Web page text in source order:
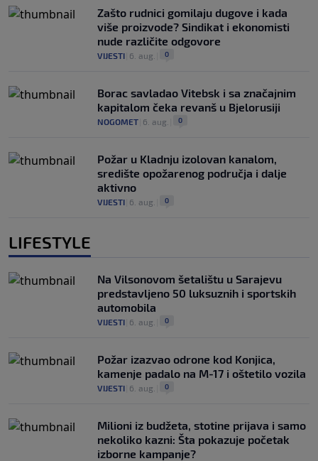
Zašto rudnici gomilaju dugove i kada
više proizvode? Sindikat i ekonomisti
nude različite odgovore
VIJESTI 6. aug. 0
Borac savladao Vitebsk i sa značajnim
kapitalom čeka revanš u Bjelorusiji
NOGOMET 6. aug. 0
Požar u Kladnju izolovan kanalom,
središte opožarenog područja i dalje
aktivno
VIJESTI 6. aug. 0
LIFESTYLE
Na Vilsonovom šetalištu u Sarajevu
predstavljeno 50 luksuznih i sportskih
automobila
VIJESTI 6. aug. 0
Požar izazvao odrone kod Konjica,
kamenje padalo na M-17 i oštetilo vozila
VIJESTI 6. aug. 0
Milioni iz budžeta, stotine prijava i samo
nekoliko kazni: Šta pokazuje početak
izborne kampanje?